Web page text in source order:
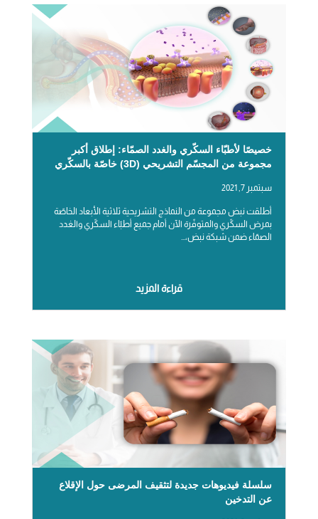
خصيصًا لأطبّاء السكّري والغدد الصمّاء: إطلاق أكبر
مجموعة من المجسّم التشريحي (3D) خاصّة بالسكّري
سبتمبر 7, 2021
أطلقت نبض مجموعة من النماذج التشريحية ثلاثية الأبعاد الخاصّة
بمرض السكّري والمتوفّرة الآن أمام جميع أطبّاء السكّري والغدد
الصمّاء ضمن شبكة نبض،...
قراءة المزيد
سلسلة فيديوهات جديدة لتثقيف المرضى حول الإقلاع
عن التدخين